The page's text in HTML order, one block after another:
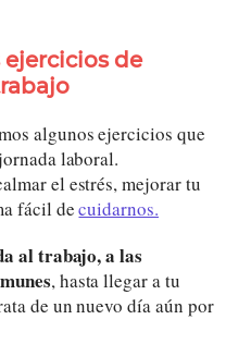
ejercicios de
algunos ejercicios que
laboral.
el estrés, mejorar tu
fácil decuidarnos.
al trabajo, a las
, hasta llegar a tu
de un nuevo día aún por